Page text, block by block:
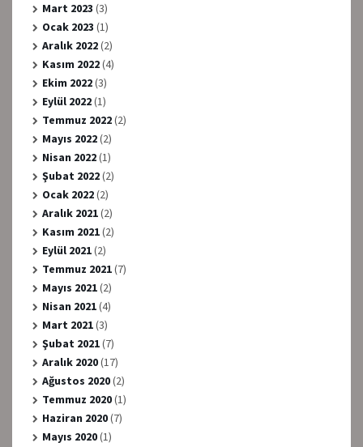
Mart 2023 (3)
Ocak 2023 (1)
Aralık 2022(2)
Kasım 2022(4)
Ekim 2022(3)
Eylül 2022(1)
Temmuz 2022(2)
Mayıs 2022(2)
Nisan 2022(1)
Şubat 2022(2)
Ocak 2022(2)
Aralık 2021(2)
Kasım 2021(2)
Eylül 2021(2)
Temmuz 2021(7)
Mayıs 2021(2)
Nisan 2021(4)
Mart 2021(3)
Şubat 2021(7)
Aralık 2020(17)
Ağustos 2020(2)
Temmuz 2020(1)
Haziran 2020(7)
Mayıs 2020(1)